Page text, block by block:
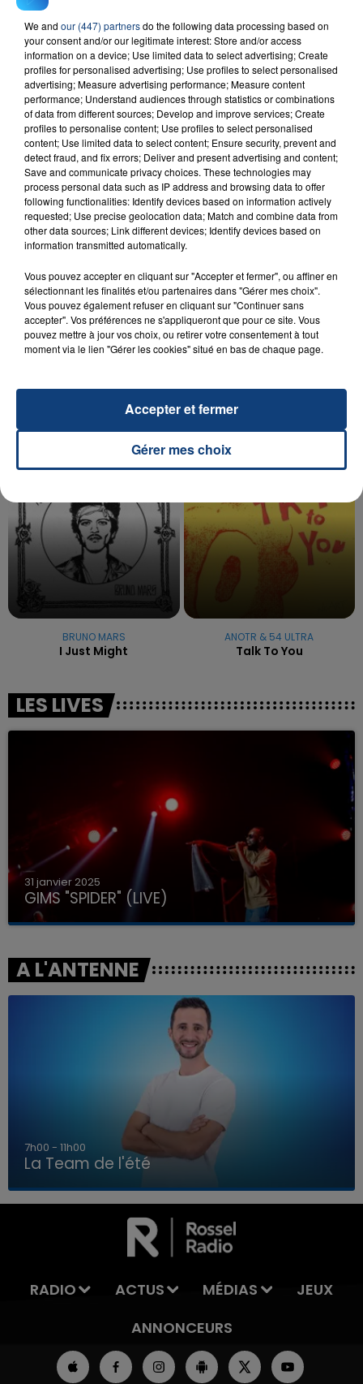
LA TEAM DE L'ÉTÉ
23 juillet 2026
INCENDIE MORTEL À LENS : UNE FEMME ET
SON BÉBÉ ENTRE LA VIE ET LA...
Un homme s'est immolé par le feu après avoir
aspergé sa compagne et leur bébé de trois mois
d'un liquide inflammable.
20 juillet 2026
UNE ADOLESCENTE DEVANT SE FAIRE
OPÉRER DE LA CHEVILLE RESSORT DE LA...
reconnu sa responsabilité et présenté ses
TITRES DIFFUSÉS
16h04
16h04
BRUNO MARS
I Just Might
16h01
16h01
ANOTR & 54 ULTRA
Talk To You
LES LIVES
31 janvier 2025
GIMS "SPIDER" (LIVE)
A L'ANTENNE
7h00 - 11h00
La Team de l'été
RADIO ACTUS MÉDIAS
JEUX
ANNONCEURS
We and our (447) partnersdo the following data processing based on
your consent and/or our legitimate interest: Store and/or access
information on a device; Use limited data to select advertising; Create
profiles for personalised advertising; Use profiles to select personalised
advertising; Measure advertising performance; Measure content
performance; Understand audiences through statistics or combinations
of data from different sources; Develop and improve services; Create
profiles to personalise content; Use profiles to select personalised
content; Use limited data to select content; Ensure security, prevent and
detect fraud, and fix errors; Deliver and present advertising and content;
Save and communicate privacy choices. These technologies may
process personal data such as IP address and browsing data to offer
following functionalities: Identify devices based on information actively
requested; Use precise geolocation data; Match and combine data from
other data sources; Link different devices; Identify devices based on
information transmitted automatically.
Vous pouvez accepter en cliquant sur "Accepter et fermer", ou affiner en
sélectionnant les finalités et/ou partenaires dans "Gérer mes choix".
Vous pouvez également refuser en cliquant sur "Continuer sans
accepter". Vos préférences ne s'appliqueront que pour ce site. Vous
pouvez mettre à jour vos choix, ou retirer votre consentement à tout
moment via le lien "Gérer les cookies" situé en bas de chaque page.
Gérer mes choix
Accepter et fermer